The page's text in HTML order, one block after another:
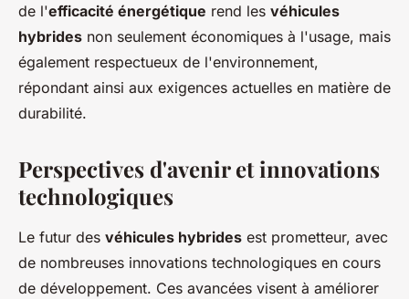
de l'efficacité énergétique rend les véhicules
hybrides non seulement économiques à l'usage, mais
également respectueux de l'environnement,
répondant ainsi aux exigences actuelles en matière de
durabilité.
Perspectives d'avenir et innovations
technologiques
Le futur des véhicules hybrides est prometteur, avec
de nombreuses innovations technologiques en cours
de développement. Ces avancées visent à améliorer